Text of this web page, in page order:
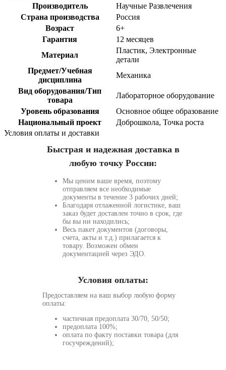
Производитель
Научные Развлечения
Страна производства
Россия
Возраст
6+
Гарантия
12 месяцев
Материал
Пластик, Электронные
детали
Предмет/Учебная
дисциплина
Механика
Вид оборудования/Тип
товара
Лабораторное оборудование
Уровень образования
Основное общее образование
Национальный проект
Доброшкола, Точка роста
Условия оплаты и доставки
Быстрая и надежная доставка в
любую точку России:
Мы ценим ваше время, поэтому
отправляем все необходимые
документы в течение 3 рабочих дней;
Благодаря отлаженной логистике, ваш
заказ будет доставлен точно в срок, где
бы вы ни находились;
Весь пакет документов (договоры,
счета, акты и т.д.) прилагается к
товару. Возможен обмен
документацией через ЭДО.
Условия оплаты:
Предоставляем на ваш выбор любую форму
оплаты:
частичная предоплата 30/70, 50/50;
предоплата 100%;
оплата по факту поставки товара (для
госучреждений);